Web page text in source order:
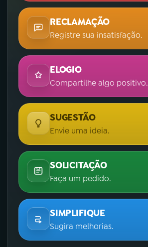
RECLAMAÇÃO
Registre sua insatisfação.
ELOGIO
Compartilhe algo positivo.
SUGESTÃO
Envie uma ideia.
SOLICITAÇÃO
Faça um pedido.
SIMPLIFIQUE
Sugira melhorias.